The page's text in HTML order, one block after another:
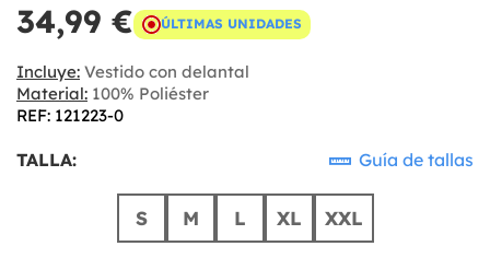
34,99 € ÚLTIMAS UNIDADES
Incluye: Vestido con delantal
Material: 100% Poliéster
REF: 121223-0
TALLA: Guía de tallas
S M L XL XXL